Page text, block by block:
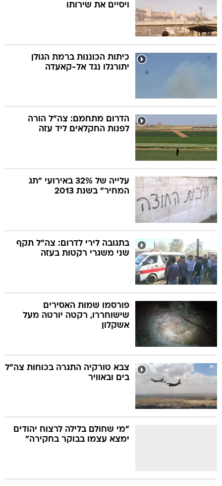
ויסיים את שירותו
כיתות הכוננות ברמת הגולן
יתורגלו נגד אל-קאעדה
הדרום מתחמם: צה"ל הורה
לפנות החקלאים ליד עזה
עלייה של 32% באירועי "תג
המחיר" בשנת 2013
בתגובה לירי לדרום: צה"ל תקף
שני משגרי רקטות בעזה
פורסמו שמות האסירים
שישוחררו, רקטה יורטה מעל
אשקלון
צבא טורקיה התגרה בכוחות צה"ל
בים ובאוויר
"מי שחולם בלילה לרצוח יהודים
ימצא עצמו בבוקר בחקירה"